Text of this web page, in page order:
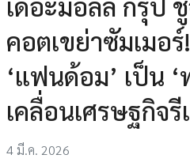
คอตเขย่าซัมเมอ
‘แฟนด้อม’ เป็น
เคลื่อนเศรษฐกิจ
4 มี.ค. 2026